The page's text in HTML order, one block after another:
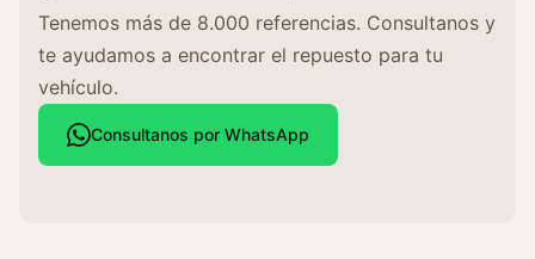
Tenemos más de 8.000 referencias. Consultanos y
te ayudamos a encontrar el repuesto para tu
vehículo.
Consultanos por WhatsApp